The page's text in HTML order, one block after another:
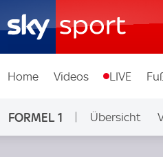
Home Videos LIVE
FORMEL 1 Übersicht